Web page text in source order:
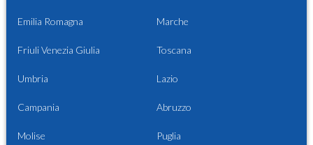
Emilia Romagna Marche
Friuli Venezia Giulia Toscana
Umbria Lazio
Campania Abruzzo
Molise Puglia